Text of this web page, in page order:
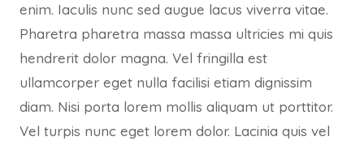
enim. Iaculis nunc sed augue lacus viverra vitae.
Pharetra pharetra massa massa ultricies mi quis
hendrerit dolor magna. Vel fringilla est
ullamcorper eget nulla facilisi etiam dignissim
diam. Nisi porta lorem mollis aliquam ut porttitor.
Vel turpis nunc eget lorem dolor. Lacinia quis vel